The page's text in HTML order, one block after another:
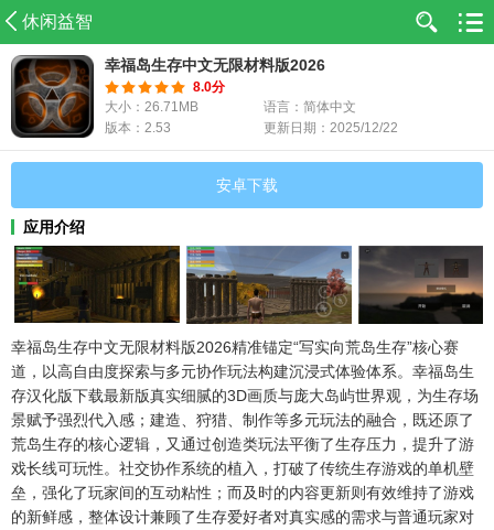
休闲益智
幸福岛生存中文无限材料版2026
8.0分
大小：26.71MB
语言：简体中文
版本：2.53
更新日期：2025/12/22
安卓下载
应用介绍
幸福岛生存中文无限材料版2026精准锚定“写实向荒岛生存”核心赛
道，以高自由度探索与多元协作玩法构建沉浸式体验体系。幸福岛生
存汉化版下载最新版真实细腻的3D画质与庞大岛屿世界观，为生存场
景赋予强烈代入感；建造、狩猎、制作等多元玩法的融合，既还原了
荒岛生存的核心逻辑，又通过创造类玩法平衡了生存压力，提升了游
戏长线可玩性。社交协作系统的植入，打破了传统生存游戏的单机壁
垒，强化了玩家间的互动粘性；而及时的内容更新则有效维持了游戏
的新鲜感，整体设计兼顾了生存爱好者对真实感的需求与普通玩家对